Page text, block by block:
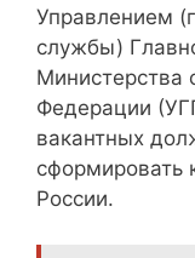
Управлением
службы)
Министерства
Федерации
вакантных
сформировать
России.